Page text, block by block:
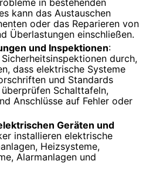
kann das Austauschen
oder das Reparieren von
Überlastungen einschließen.
und Inspektionen:
durch,
dass elektrische Systeme
und Standards
Schalttafeln,
Anschlüsse auf Fehler oder
Geräten und
installieren elektrische
Heizsysteme,
Alarmanlagen und